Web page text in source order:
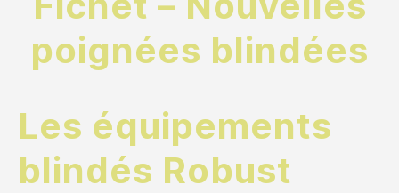
poignées blindées
Les équipements
blindés Robust